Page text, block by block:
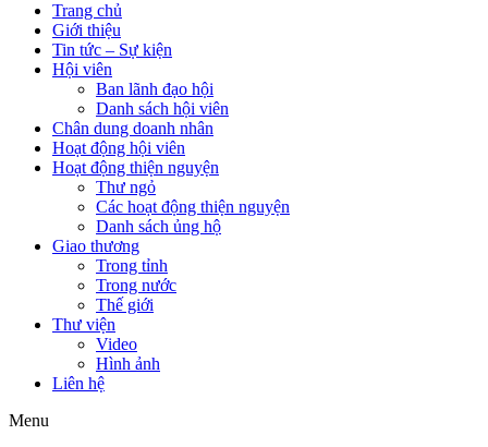
Trang chủ
Giới thiệu
Tin tức – Sự kiện
Hội viên
Ban lãnh đạo hội
Danh sách hội viên
Chân dung doanh nhân
Hoạt động hội viên
Hoạt động thiện nguyện
Thư ngỏ
Các hoạt động thiện nguyện
Danh sách ủng hộ
Giao thương
Trong tỉnh
Trong nước
Thế giới
Thư viện
Video
Hình ảnh
Liên hệ
Menu